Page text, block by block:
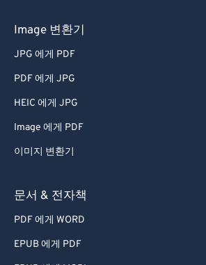
Image 변환기
JPG 에게 PDF
PDF 에게 JPG
HEIC 에게 JPG
Image 에게 PDF
이미지 변환기
문서 & 전자책
PDF 에게 WORD
EPUB 에게 PDF